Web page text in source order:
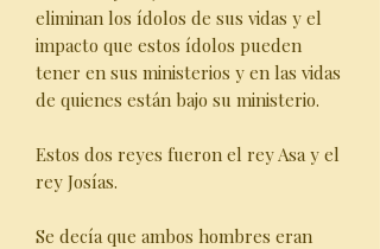
eliminan los ídolos de sus vidas y el
impacto que estos ídolos pueden
tener en sus ministerios y en las vidas
de quienes están bajo su ministerio.
Estos dos reyes fueron el rey Asa y el
rey Josías.
Se decía que ambos hombres eran